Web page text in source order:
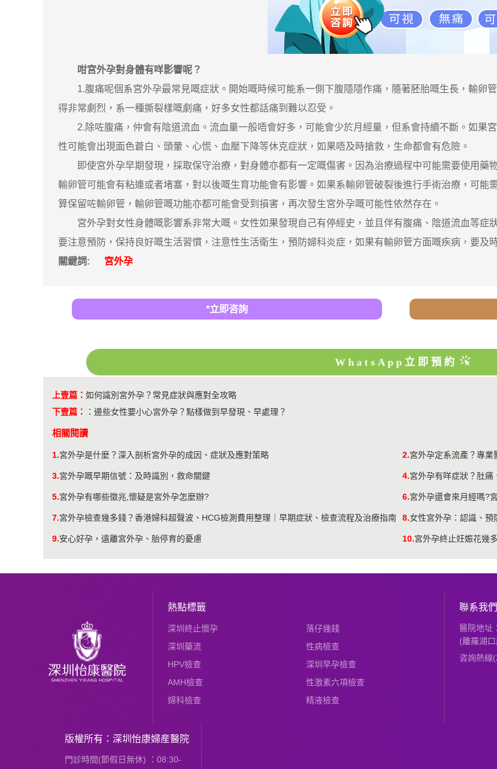
咁宮外孕對身體有咩影響呢？
1.腹痛呢個系宮外孕最常見嘅症狀。開始嘅時候可能系一側下腹隱隱作痛，隨著胚胎嘅生長，輸卵
得非常劇烈，系一種撕裂樣嘅劇痛，好多女性都話痛到難以忍受。
2.除咗腹痛，仲會有陰道流血。流血量一般唔會好多，可能會少於月經量，但系會持續不斷。如果
性可能會出現面色蒼白、頭暈、心慌、血壓下降等休克症狀，如果唔及時搶救，生命都會有危險。
即使宮外孕早期發現，採取保守治療，對身體亦都有一定嘅傷害。因為治療過程中可能需要使用藥
輸卵管可能會有粘連或者堵塞，對以後嘅生育功能會有影響。如果系輸卵管破裂後進行手術治療，可能
算保留咗輸卵管，輸卵管嘅功能亦都可能會受到損害，再次發生宮外孕嘅可能性依然存在。
宮外孕對女性身體嘅影響系非常大嘅。女性如果發現自己有停經史，並且伴有腹痛、陰道流血等症
要注意預防，保持良好嘅生活習慣，注意性生活衛生，預防婦科炎症，如果有輸卵管方面嘅疾病，要
關鍵詞:
宮外孕
*立即咨詢
WhatsApp立即預約
上壹篇： 如何識別宮外孕？常見症狀與應對全攻略
下壹篇：
： 邊些女性要小心宮外孕？點樣做到早發現、早處理？
相關閱讀
1.宮外孕是什麼？深入剖析宮外孕的成因、症狀及應對策略 2.宮外孕定系流產？專
3.宮外孕嘅早期信號：及時識別，救命關鍵 4.宮外孕有咩症狀？肚
5.宮外孕有哪些徵兆,懷疑是宮外孕怎麼辦? 6.宮外孕還會來月經嗎?
7.宮外孕檢查幾多錢？香港婦科超聲波、HCG檢測費用整理｜早期症狀、檢查流程及治療指南 8.女性宮外孕：認識、預
9.安心好孕，遠離宮外孕、胎停育的憂慮 10.宮外孕終止妊娠花幾
熱點標籤
深圳終止懷孕
落仔幾錢
深圳藥流
性病檢查
HPV檢查
深圳早孕檢查
AMH檢查
性激素六項檢查
婦科檢查
精液檢查
聯系我們
醫院地址
(離羅湖
咨詢熱線
版權所有：深圳怡康婦産醫院
門診時間(節假日無休) ：08:30-